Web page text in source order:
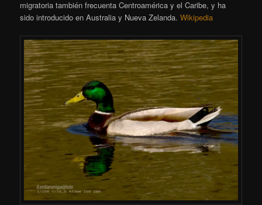
migratoria también frecuenta Centroamérica y el Caribe, y ha
sido introducido en Australia y Nueva Zelanda.Wikipedia